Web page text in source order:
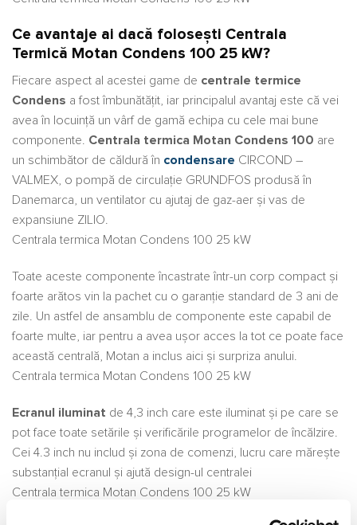
Ce avantaje ai dacă folosești Centrala
Termică Motan Condens 100 25 kW?
Fiecare aspect al acestei game de centrale termice
Condens a fost îmbunătățit, iar principalul avantaj este că vei
avea în locuință un vârf de gamă echipa cu cele mai bune
componente. Centrala termica Motan Condens 100 are
un schimbător de căldură în condensare CIRCOND –
VALMEX, o pompă de circulație GRUNDFOS produsă în
Danemarca, un ventilator cu ajutaj de gaz-aer și vas de
expansiune ZILIO.
Centrala termica Motan Condens 100 25 kW
Toate aceste componente încastrate într-un corp compact și
foarte arătos vin la pachet cu o garanție standard de 3 ani de
zile. Un astfel de ansamblu de componente este capabil de
foarte multe, iar pentru a avea ușor acces la tot ce poate face
această centrală, Motan a inclus aici și surpriza anului.
Centrala termica Motan Condens 100 25 kW
Ecranul iluminat de 4,3 inch care este iluminat și pe care se
pot face toate setările și verificările programelor de încălzire.
Cei 4.3 inch nu includ și zona de comenzi, lucru care mărește
substanțial ecranul și ajută design-ul centralei
Centrala termica Motan Condens 100 25 kW